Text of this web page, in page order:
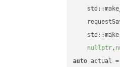
nullptr,
auto actual